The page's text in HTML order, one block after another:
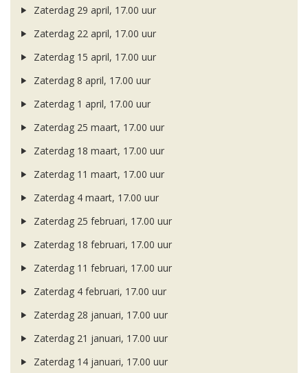
Zaterdag 29 april, 17.00 uur
Zaterdag 22 april, 17.00 uur
Zaterdag 15 april, 17.00 uur
Zaterdag 8 april, 17.00 uur
Zaterdag 1 april, 17.00 uur
Zaterdag 25 maart, 17.00 uur
Zaterdag 18 maart, 17.00 uur
Zaterdag 11 maart, 17.00 uur
Zaterdag 4 maart, 17.00 uur
Zaterdag 25 februari, 17.00 uur
Zaterdag 18 februari, 17.00 uur
Zaterdag 11 februari, 17.00 uur
Zaterdag 4 februari, 17.00 uur
Zaterdag 28 januari, 17.00 uur
Zaterdag 21 januari, 17.00 uur
Zaterdag 14 januari, 17.00 uur